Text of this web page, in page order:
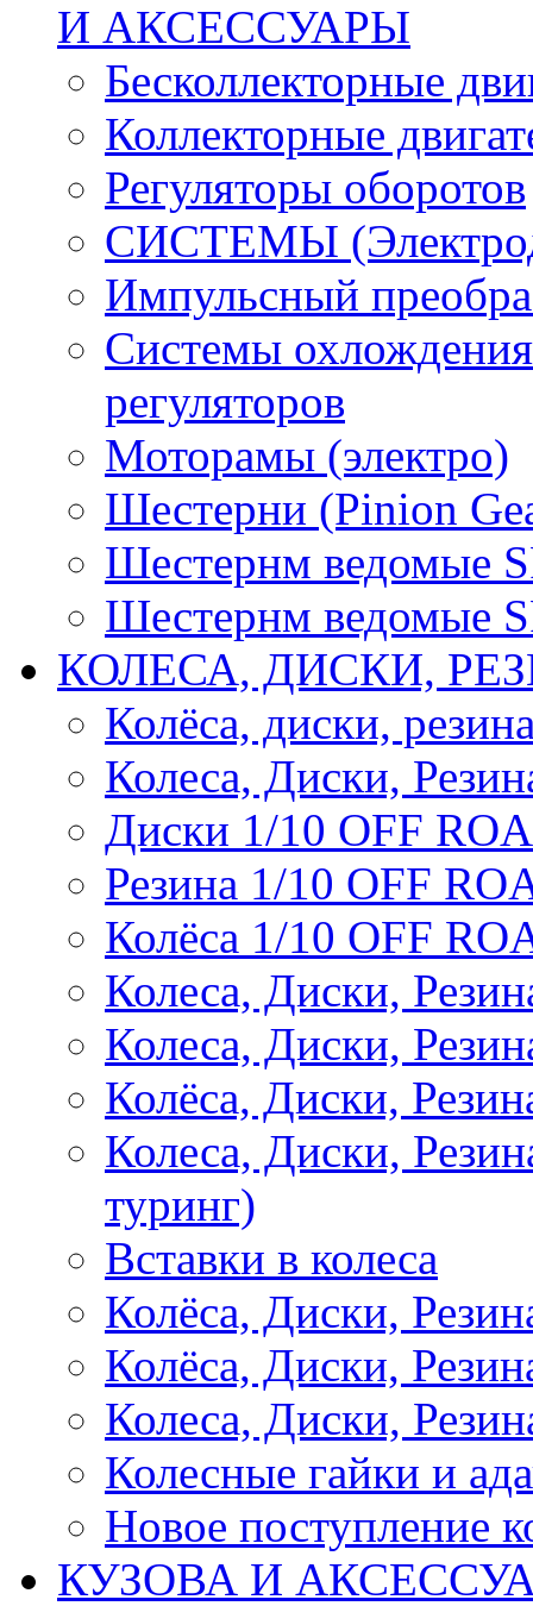
И АКСЕССУАРЫ
Бесколлекторные
Коллекторные
Регуляторы оборотов
СИСТЕМЫ
Импульсный
Системы охлождения
регуляторов
Моторамы (электро)
Шестерни (Pinion
Шестернм ведомые
Шестернм ведомые
КОЛЕСА, ДИСКИ,
Колёса, диски,
Колеса, Диски,
Диски 1/10 OFF
Резина 1/10 OFF
Колёса 1/10 OFF
Колеса, Диски,
Колеса, Диски,
Колёса, Диски,
Колеса, Диски,
туринг)
Вставки в колеса
Колёса, Диски,
Колёса, Диски,
Колеса, Диски,
Колесные гайки и
Новое поступление
КУЗОВА И